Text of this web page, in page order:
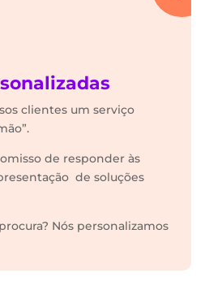
clientes um serviço
de responder às
de soluções
Nós personalizamos